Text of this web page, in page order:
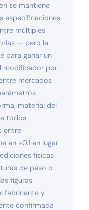
se mantiene
especificaciones
múltiples
— pero la
para ganar un
modificador por
mercados
material del
todos
entre
en +0.1 en lugar
físicas
de peso o
figuras
fabricante y
confirmada